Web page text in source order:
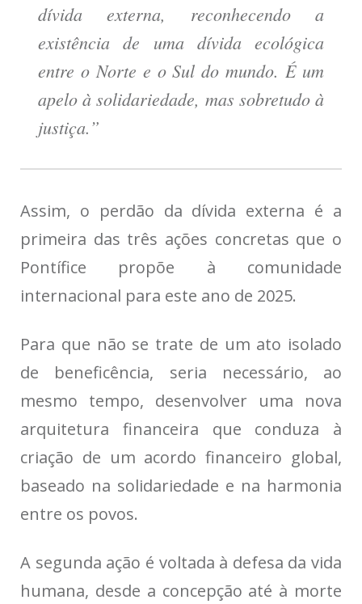
dívida externa, reconhecendo a
existência de uma dívida ecológica
entre o Norte e o Sul do mundo. É um
apelo à solidariedade, mas sobretudo à
justiça.”
Assim, o perdão da dívida externa é a
primeira das três ações concretas que o
Pontífice propõe à comunidade
internacional para este ano de 2025.
Para que não se trate de um ato isolado
de beneficência, seria necessário, ao
mesmo tempo, desenvolver uma nova
arquitetura financeira que conduza à
criação de um acordo financeiro global,
baseado na solidariedade e na harmonia
entre os povos.
A segunda ação é voltada à defesa da vida
humana, desde a concepção até à morte